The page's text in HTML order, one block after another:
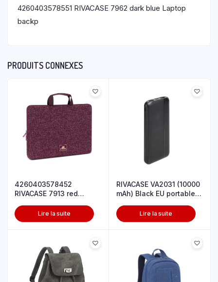
4260403578551 RIVACASE 7962 dark blue Laptop
backp
PRODUITS CONNEXES
4260403578452
RIVACASE 7913 red
Lire la suite
RIVACASE VA2031 (10000
mAh) Black EU portable
Lire la suite